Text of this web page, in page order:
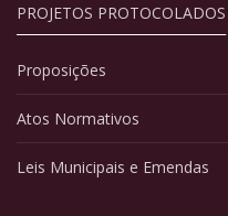
PROJETOS PROTOCOLADOS
Proposições
Atos Normativos
Leis Municipais e Emendas